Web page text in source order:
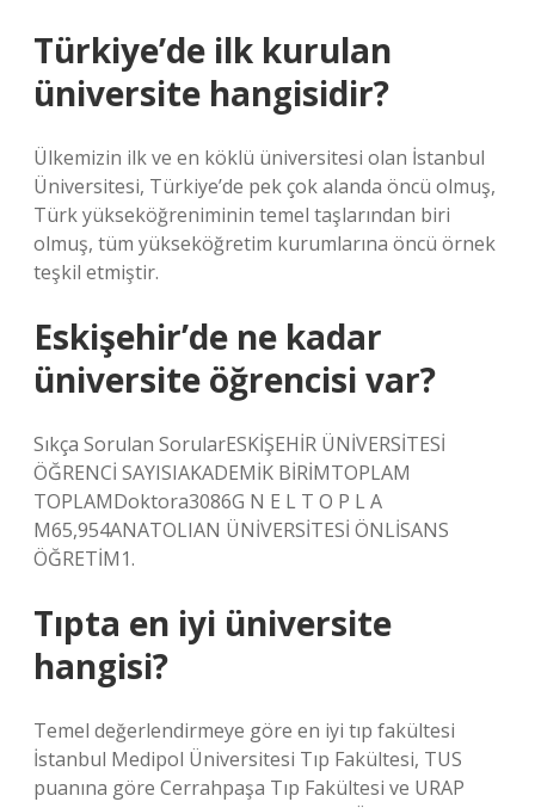
Türkiye’de ilk kurulan
üniversite hangisidir?
Ülkemizin ilk ve en köklü üniversitesi olan İstanbul
Üniversitesi, Türkiye’de pek çok alanda öncü olmuş,
Türk yükseköğreniminin temel taşlarından biri
olmuş, tüm yükseköğretim kurumlarına öncü örnek
teşkil etmiştir.
Eskişehir’de ne kadar
üniversite öğrencisi var?
Sıkça Sorulan SorularESKİŞEHİR ÜNİVERSİTESİ
ÖĞRENCİ SAYISIAKADEMİK BİRİMTOPLAM
TOPLAMDoktora3086G N E L T O P L A
M65,954ANATOLIAN ÜNİVERSİTESİ ÖNLİSANS
ÖĞRETİM1.
Tıpta en iyi üniversite
hangisi?
Temel değerlendirmeye göre en iyi tıp fakültesi
İstanbul Medipol Üniversitesi Tıp Fakültesi, TUS
puanına göre Cerrahpaşa Tıp Fakültesi ve URAP